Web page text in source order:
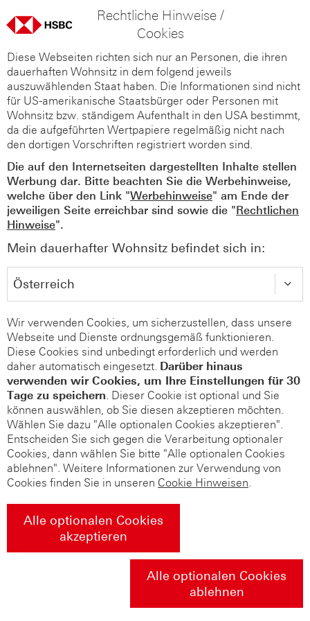
Rechtliche Hinweise /
Cookies
Diese Webseiten richten sich nur an Personen, die ihren
dauerhaften Wohnsitz in dem folgend jeweils
auszuwählenden Staat haben. Die Informationen sind nicht
für US-amerikanische Staatsbürger oder Personen mit
Wohnsitz bzw. ständigem Aufenthalt in den USA bestimmt,
da die aufgeführten Wertpapiere regelmäßig nicht nach
den dortigen Vorschriften registriert worden sind.
Die auf den Internetseiten dargestellten Inhalte stellen
Werbung dar. Bitte beachten Sie die Werbehinweise,
welche über den Link "Werbehinweise" am Ende der
jeweiligen Seite erreichbar sind sowie die "Rechtlichen
Hinweise".
Mein dauerhafter Wohnsitz befindet sich in:
Wir verwenden Cookies, um sicherzustellen, dass unsere
Webseite und Dienste ordnungsgemäß funktionieren.
Diese Cookies sind unbedingt erforderlich und werden
daher automatisch eingesetzt. Darüber hinaus
verwenden wir Cookies, um Ihre Einstellungen für 30
Tage zu speichern. Dieser Cookie ist optional und Sie
können auswählen, ob Sie diesen akzeptieren möchten.
Wählen Sie dazu "Alle optionalen Cookies akzeptieren".
Entscheiden Sie sich gegen die Verarbeitung optionaler
Cookies, dann wählen Sie bitte "Alle optionalen Cookies
ablehnen". Weitere Informationen zur Verwendung von
Cookies finden Sie in unseren Cookie Hinweisen.
Alle optionalen Cookies
akzeptieren
Alle optionalen Cookies
ablehnen